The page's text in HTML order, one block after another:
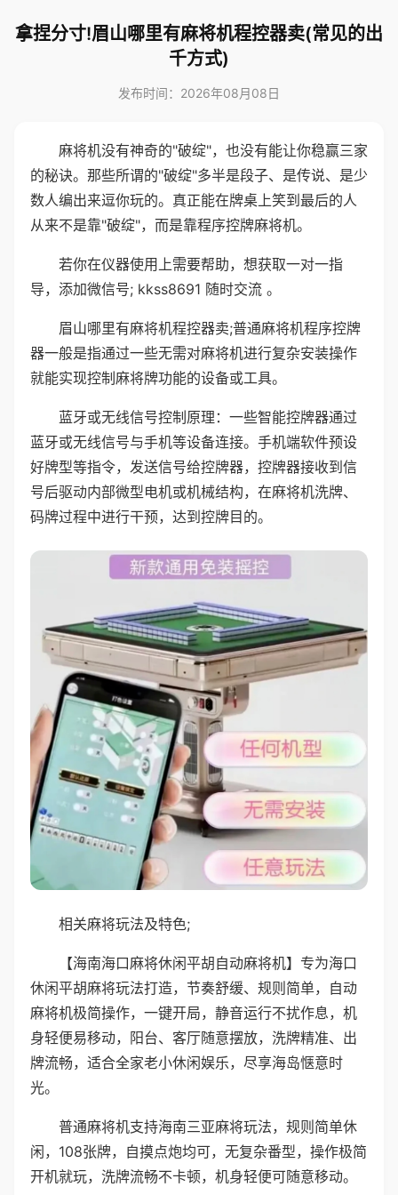
拿捏分寸!眉山哪里有麻将机程控器卖(常见的出
千方式)
发布时间：2026年08月08日
麻将机没有神奇的"破绽"，也没有能让你稳赢三家
的秘诀。那些所谓的"破绽"多半是段子、是传说、是少
数人编出来逗你玩的。真正能在牌桌上笑到最后的人
从来不是靠"破绽"，而是靠程序控牌麻将机。
若你在仪器使用上需要帮助，想获取一对一指
导，添加微信号; kkss8691 随时交流 。
眉山哪里有麻将机程控器卖;普通麻将机程序控牌
器一般是指通过一些无需对麻将机进行复杂安装操作
就能实现控制麻将牌功能的设备或工具。
蓝牙或无线信号控制原理：一些智能控牌器通过
蓝牙或无线信号与手机等设备连接。手机端软件预设
好牌型等指令，发送信号给控牌器，控牌器接收到信
号后驱动内部微型电机或机械结构，在麻将机洗牌、
码牌过程中进行干预，达到控牌目的。
相关麻将玩法及特色;
【海南海口麻将休闲平胡自动麻将机】专为海口
休闲平胡麻将玩法打造，节奏舒缓、规则简单，自动
麻将机极简操作，一键开局，静音运行不扰作息，机
身轻便易移动，阳台、客厅随意摆放，洗牌精准、出
牌流畅，适合全家老小休闲娱乐，尽享海岛惬意时
光。
普通麻将机支持海南三亚麻将玩法，规则简单休
闲，108张牌，自摸点炮均可，无复杂番型，操作极简
开机就玩，洗牌流畅不卡顿，机身轻便可随意移动。